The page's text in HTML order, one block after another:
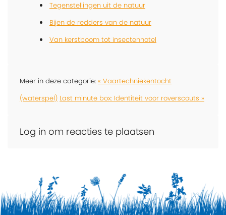
Tegenstellingen uit de natuur
Bijen de redders van de natuur
Van kerstboom tot insectenhotel
Meer in deze categorie: « Vaartechniekentocht
(waterspel) Last minute box: Identiteit voor roverscouts »
Log in om reacties te plaatsen